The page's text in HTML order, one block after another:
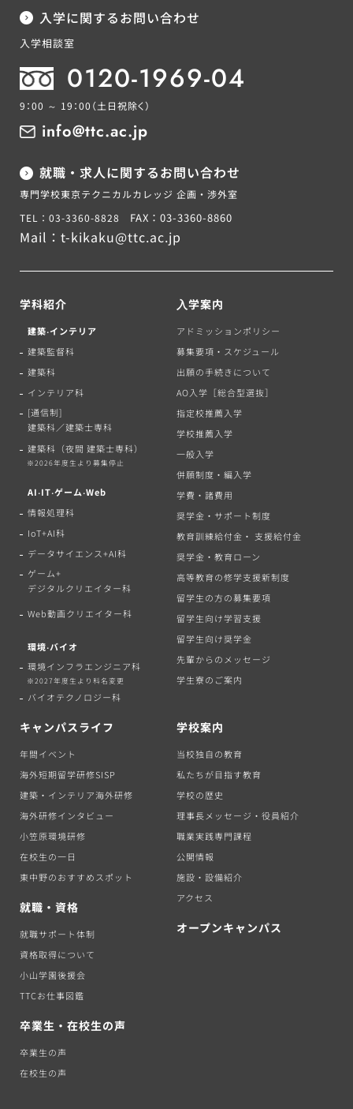
入学に関するお問い合わせ
入学相談室
0120-1969-04
9：00 ～ 19：00 （土日祝除く）
info@ttc.ac.jp
就職・求人に関するお問い合わせ
専門学校東京テクニカルカレッジ 企画・渉外室
TEL：03-3360-8828
FAX：03-3360-8860
Mail： t-kikaku@ttc.ac.jp
学科紹介
建築‧インテリア
建築監督科
建築科
インテリア科
[通信制]
建築科／建築士専科
建築科（夜間 建築士専科）
※2026年度生より募集停止
AI‧IT‧ゲーム‧Web
情報処理科
IoT+AI科
データサイエンス+AI科
ゲーム+
デジタルクリエイター科
Web動画クリエイター科
環境‧バイオ
環境インフラエンジニア科
※2027年度生より科名変更
バイオテクノロジー科
⼊学案内
アドミッションポリシー
募集要項・スケジュール
出願の手続きについて
AO入学［総合型選抜］
指定校推薦入学
学校推薦入学
一般入学
併願制度・編入学
学費・諸費用
奨学金・サポート制度
教育訓練給付金・ 支援給付金
奨学金・教育ローン
高等教育の修学支援新制度
留学生の方の募集要項
留学生向け学習支援
留学生向け奨学金
先輩からのメッセージ
学生寮のご案内
キャンパスライフ
年間イベント
海外短期留学研修SISP
建築・インテリア海外研修
海外研修インタビュー
小笠原環境研修
在校生の一日
東中野のおすすめスポット
就職・資格
就職サポート体制
資格取得について
小山学園後援会
TTCお仕事図鑑
卒業生・在校生の声
卒業生の声
在校生の声
学校案内
当校独自の教育
私たちが目指す教育
学校の歴史
理事長メッセージ・役員紹介
職業実践専門課程
公開情報
施設・設備紹介
アクセス
オープンキャンパス